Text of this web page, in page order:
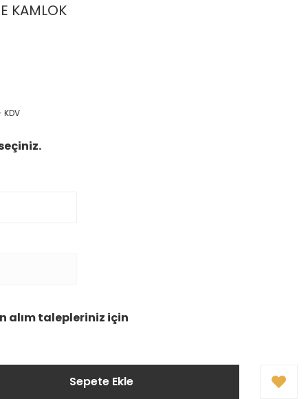
KAMLOK
KDV
alım talepleriniz için
Sepete Ekle